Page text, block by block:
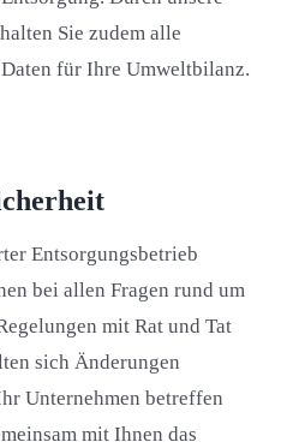
Sie zudem alle
für Ihre Umweltbilanz.
Entsorgungsbetrieb
bei allen Fragen rund um
mit Rat und Tat
sich Änderungen
Unternehmen betreffen
mit Ihnen das